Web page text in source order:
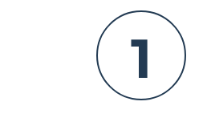
1